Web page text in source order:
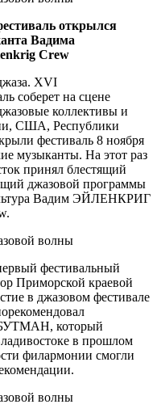
открылся
Вадима
Crew
XVI
соберет на сцене
коллективы и
США, Республики
фестиваль 8 ноября
музыканты. На этот раз
принял блестящий
джазовой программы
Вадим ЭЙЛЕНКРИГ
фестивальный
Приморской краевой
в джазовом фестивале
который
в прошлом
филармонии смогли